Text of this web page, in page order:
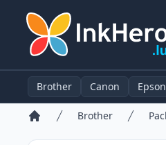
Brother Canon Epson
Brother